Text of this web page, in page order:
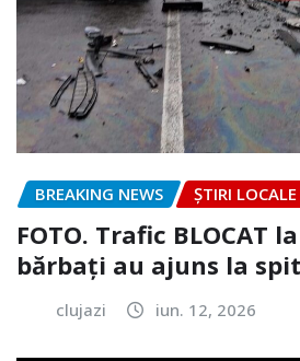
BREAKING NEWS ȘTIRI LOCALE
FOTO. Trafic BLOCAT
bărbați au ajuns la
clujazi iun. 12, 2026